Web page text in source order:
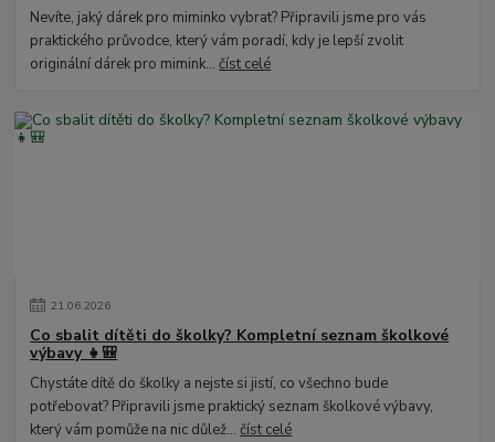
Nevíte, jaký dárek pro miminko vybrat? Připravili jsme pro vás
praktického průvodce, který vám poradí, kdy je lepší zvolit
originální dárek pro mimink...číst celé
21.06.2026
Co sbalit dítěti do školky? Kompletní seznam školkové
výbavy 👧🎒
Chystáte dítě do školky a nejste si jistí, co všechno bude
potřebovat? Připravili jsme praktický seznam školkové výbavy,
který vám pomůže na nic důlež...číst celé